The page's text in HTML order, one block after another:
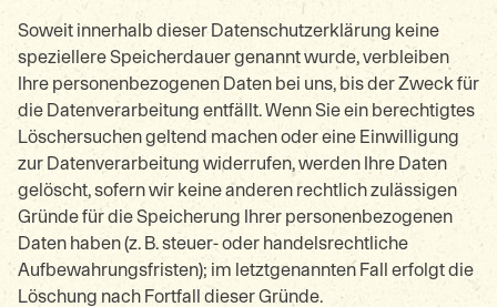
Soweit innerhalb dieser Datenschutzerklärung keine
speziellere Speicherdauer genannt wurde, verbleiben
Ihre personenbezogenen Daten bei uns, bis der Zweck für
die Datenverarbeitung entfällt. Wenn Sie ein berechtigtes
Löschersuchen geltend machen oder eine Einwilligung
zur Datenverarbeitung widerrufen, werden Ihre Daten
gelöscht, sofern wir keine anderen rechtlich zulässigen
Gründe für die Speicherung Ihrer personenbezogenen
Daten haben (z. B. steuer- oder handelsrechtliche
Aufbewahrungsfristen); im letztgenannten Fall erfolgt die
Löschung nach Fortfall dieser Gründe.